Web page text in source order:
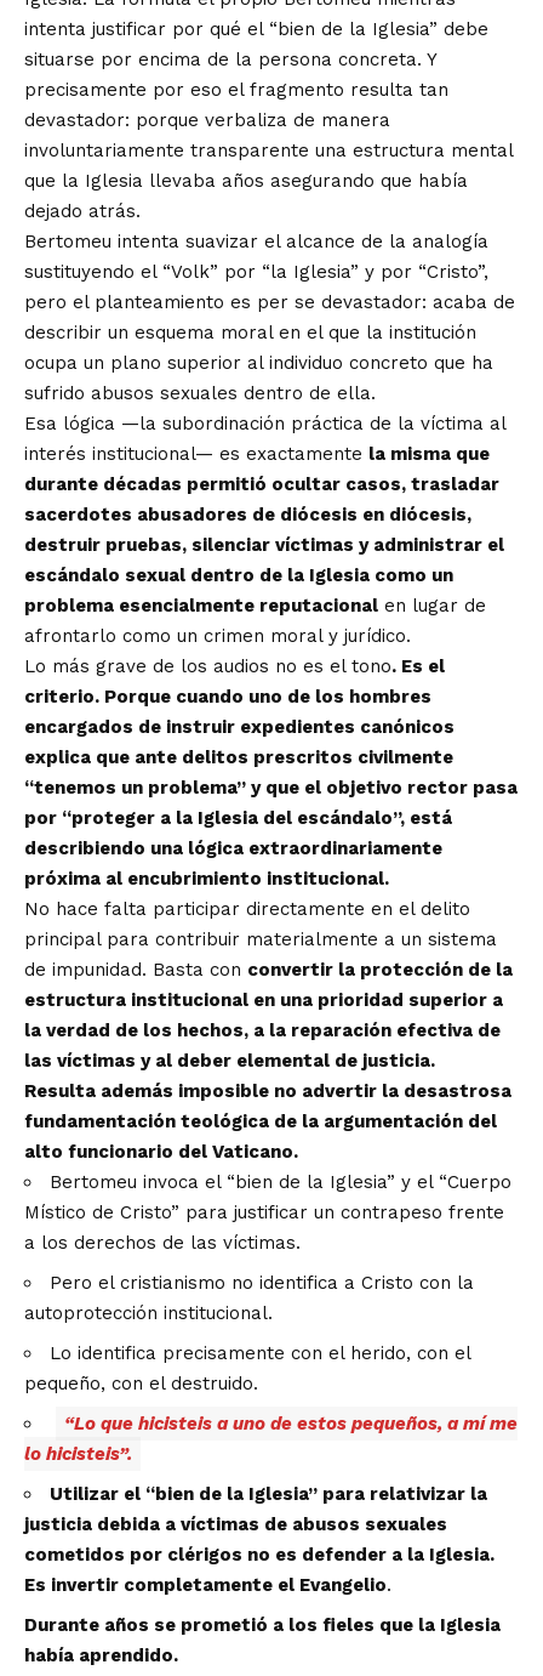
intenta justificar por qué el “bien de la Iglesia” debe
situarse por encima de la persona concreta. Y
precisamente por eso el fragmento resulta tan
devastador: porque verbaliza de manera
involuntariamente transparente una estructura mental
que la Iglesia llevaba años asegurando que había
dejado atrás.
Bertomeu intenta suavizar el alcance de la analogía
sustituyendo el “Volk” por “la Iglesia” y por “Cristo”,
pero el planteamiento es per se devastador: acaba de
describir un esquema moral en el que la institución
ocupa un plano superior al individuo concreto que ha
sufrido abusos sexuales dentro de ella.
Esa lógica —la subordinación práctica de la víctima al
interés institucional— es exactamente la misma que
durante décadas permitió ocultar casos, trasladar
sacerdotes abusadores de diócesis en diócesis,
destruir pruebas, silenciar víctimas y administrar el
escándalo sexual dentro de la Iglesia como un
problema esencialmente reputacional en lugar de
afrontarlo como un crimen moral y jurídico.
Lo más grave de los audios no es el tono. Es el
criterio. Porque cuando uno de los hombres
encargados de instruir expedientes canónicos
explica que ante delitos prescritos civilmente
“tenemos un problema” y que el objetivo rector pasa
por “proteger a la Iglesia del escándalo”, está
describiendo una lógica extraordinariamente
próxima al encubrimiento institucional.
No hace falta participar directamente en el delito
principal para contribuir materialmente a un sistema
de impunidad. Basta con convertir la protección de la
estructura institucional en una prioridad superior a
la verdad de los hechos, a la reparación efectiva de
las víctimas y al deber elemental de justicia.
Resulta además imposible no advertir la desastrosa
fundamentación teológica de la argumentación del
alto funcionario del Vaticano.
Bertomeu invoca el “bien de la Iglesia” y el “Cuerpo
Místico de Cristo” para justificar un contrapeso frente
a los derechos de las víctimas.
Pero el cristianismo no identifica a Cristo con la
autoprotección institucional.
Lo identifica precisamente con el herido, con el
pequeño, con el destruido.
“Lo que hicisteis a uno de estos pequeños, a mí me
lo hicisteis”.
Utilizar el “bien de la Iglesia” para relativizar la
justicia debida a víctimas de abusos sexuales
cometidos por clérigos no es defender a la Iglesia.
Es invertir completamente el Evangelio.
Durante años se prometió a los fieles que la Iglesia
había aprendido.